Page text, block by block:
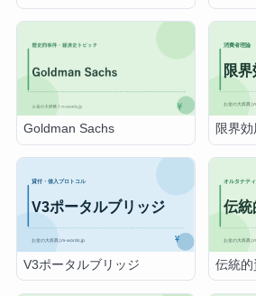
Goldman Sachs 限界効
V3ポータルブリッジ 伝統的